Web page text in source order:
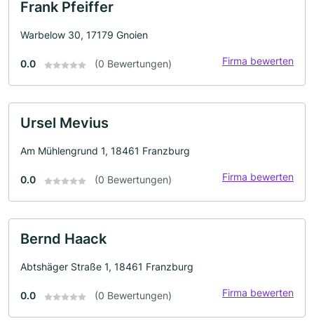
Frank Pfeiffer
Warbelow 30, 17179 Gnoien
0.0 (0 Bewertungen) Firma bewerten
Ursel Mevius
Am Mühlengrund 1, 18461 Franzburg
0.0 (0 Bewertungen) Firma bewerten
Bernd Haack
Abtshäger Straße 1, 18461 Franzburg
0.0 (0 Bewertungen) Firma bewerten